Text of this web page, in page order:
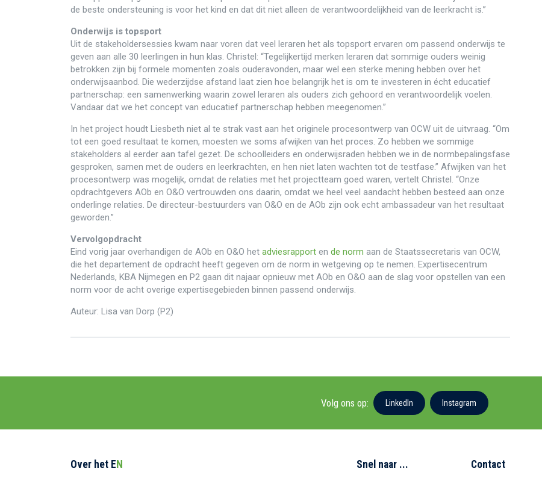
de beste ondersteuning is voor het kind en dat dit niet alleen de verantwoordelijkheid van de leerkracht is.”
Onderwijs is topsport
Uit de stakeholdersessies kwam naar voren dat veel leraren het als topsport ervaren om passend onderwijs te
geven aan alle 30 leerlingen in hun klas. Christel: “Tegelijkertijd merken leraren dat sommige ouders weinig
betrokken zijn bij formele momenten zoals ouderavonden, maar wel een sterke mening hebben over het
onderwijsaanbod. Die wederzijdse afstand laat zien hoe belangrijk het is om te investeren in écht educatief
partnerschap: een samenwerking waarin zowel leraren als ouders zich gehoord en verantwoordelijk voelen.
Vandaar dat we het concept van educatief partnerschap hebben meegenomen.”
In het project houdt Liesbeth niet al te strak vast aan het originele procesontwerp van OCW uit de uitvraag. “Om
tot een goed resultaat te komen, moesten we soms afwijken van het proces. Zo hebben we sommige
stakeholders al eerder aan tafel gezet. De schoolleiders en onderwijsraden hebben we in de normbepalingsfase
gesproken, samen met de ouders en leerkrachten, en hen niet laten wachten tot de testfase.” Afwijken van het
procesontwerp was mogelijk, omdat de relaties met het projectteam goed waren, vertelt Christel. “Onze
opdrachtgevers AOb en O&O vertrouwden ons daarin, omdat we heel veel aandacht hebben besteed aan onze
onderlinge relaties. De directeur-bestuurders van O&O en de AOb zijn ook echt ambassadeur van het resultaat
geworden.”
Vervolgopdracht
Eind vorig jaar overhandigen de AOb en O&O het adviesrapport en de norm aan de Staatssecretaris van OCW,
die het departement de opdracht heeft gegeven om de norm in wetgeving op te nemen. Expertisecentrum
Nederlands, KBA Nijmegen en P2 gaan dit najaar opnieuw met AOb en O&O aan de slag voor opstellen van een
norm voor de acht overige expertisegebieden binnen passend onderwijs.
Auteur: Lisa van Dorp (P2)
Volg ons op: LinkedIn Instagram
Over het E N Snel naar ... Contact